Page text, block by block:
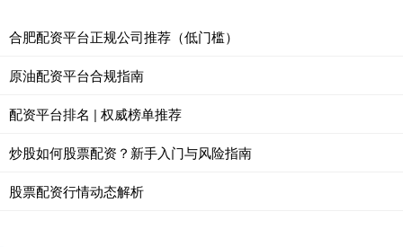
合肥配资平台正规公司推荐（低门槛）
原油配资平台合规指南
配资平台排名 | 权威榜单推荐
炒股如何股票配资？新手入门与风险指南
股票配资行情动态解析